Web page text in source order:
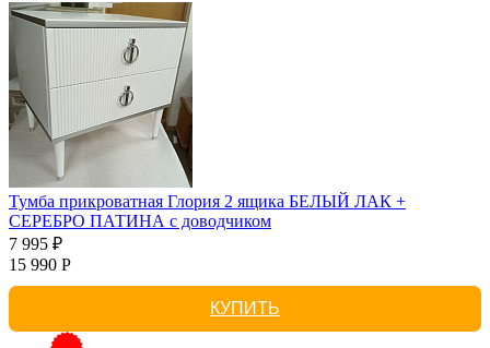
Тумба прикроватная Глория 2 ящика БЕЛЫЙ ЛАК +
СЕРЕБРО ПАТИНА с доводчиком
7 995 ₽
15 990 Р
КУПИТЬ